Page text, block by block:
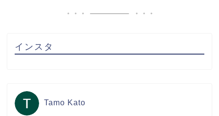
インスタ
Tamo Kato